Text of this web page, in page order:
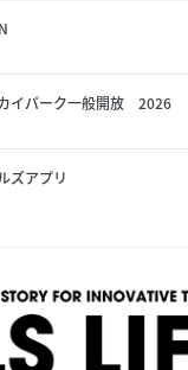
イパーク一般開放 2026
ズアプリ